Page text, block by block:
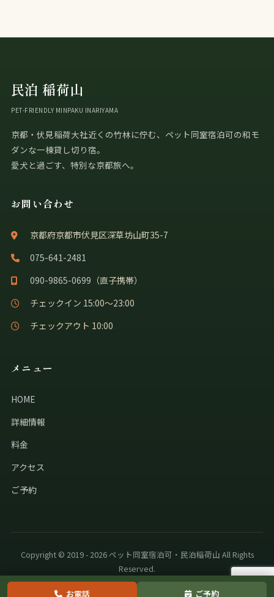
民泊 稲荷山
PET-FRIENDLY MINPAKU INARIYAMA
京都・伏見稲荷大社近くの竹林に佇む、ペット同室宿泊可の和モ
ダンな一棟貸し切り宿。
愛犬と過ごす、特別な京都旅へ。
お問い合わせ
京都府京都市伏見区深草坊山町35-7
075-641-2481
090-9865-0699 （直子携帯）
チェックイン 15:00〜23:00
チェックアウト 10:00
メニュー
HOME
詳細情報
料金
アクセス
ご予約
Copyright © 2019 - 2026 ペット同室宿泊可・民泊稲荷山 All Rights
Reserved.
お電話 ご予約